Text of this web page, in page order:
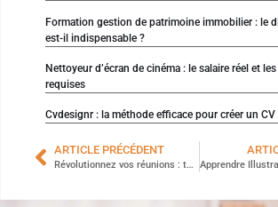
Formation gestion de patrimoine immobilier : le
est-il indispensable ?
Nettoyeur d’écran de cinéma : le salaire réel et
requises
Cvdesignr : la méthode efficace pour créer un
ARTICLE PRÉCÉDENT
Révolutionnez vos réunions : techniques de communication à découvrir absolument